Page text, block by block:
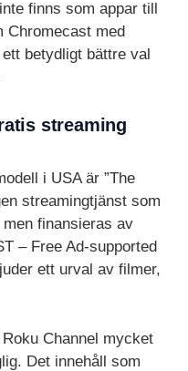
finns som appar till
Chromecast med
betydligt bättre val
streaming
i USA är ”The
streamingtjänst som
finansieras av
– Free Ad-supported
ett urval av filmer,
Channel mycket
Det innehåll som